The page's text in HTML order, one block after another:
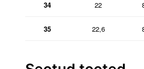
34 22
35 22,6